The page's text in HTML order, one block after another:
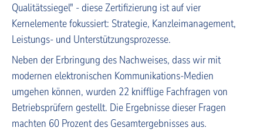
Qualitätssiegel" - diese Zertifizierung ist auf vier
Kernelemente fokussiert: Strategie, Kanzleimanagement,
Leistungs- und Unterstützungsprozesse.
Neben der Erbringung des Nachweises, dass wir mit
modernen elektronischen Kommunikations-Medien
umgehen können, wurden 22 knifflige Fachfragen von
Betriebsprüfern gestellt. Die Ergebnisse dieser Fragen
machten 60 Prozent des Gesamtergebnisses aus.